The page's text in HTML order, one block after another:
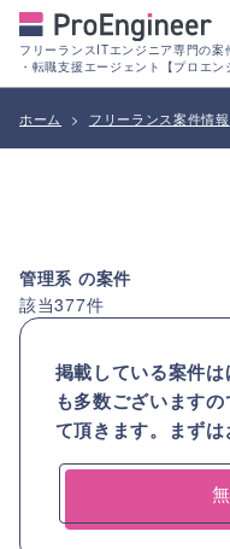
フリーランスITエンジニア専門の案
・転職支援エージェント【プロエン
ホーム > フリーランス案件情報
管理系 の案件
該当377件
掲載している案件
も多数ございます
て頂きます。まずは